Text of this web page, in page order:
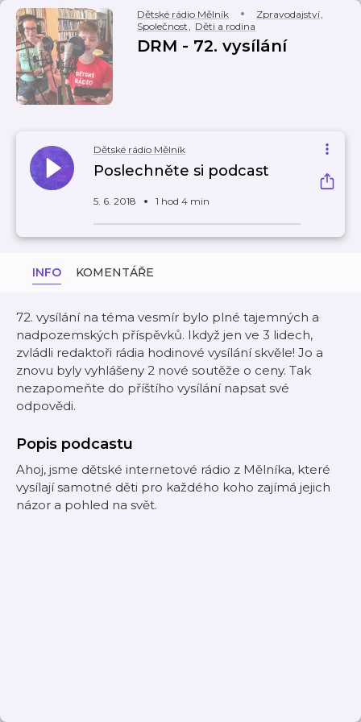
Dětské rádio Mělník Zpravodajství,
Společnost, Děti a rodina
DRM - 72. vysílání
Dětské rádio Mělník
Poslechněte si podcast
5. 6. 2018 1 hod 4 min
INFO KOMENTÁŘE
72. vysílání na téma vesmír bylo plné tajemných a
nadpozemských příspěvků. Ikdyž jen ve 3 lidech,
zvládli redaktoři rádia hodinové vysílání skvěle! Jo a
znovu byly vyhlášeny 2 nové soutěže o ceny. Tak
nezapomeňte do příštího vysílání napsat své
odpovědi.
Popis podcastu
Ahoj, jsme dětské internetové rádio z Mělníka, které
vysílají samotné děti pro každého koho zajímá jejich
názor a pohled na svět.